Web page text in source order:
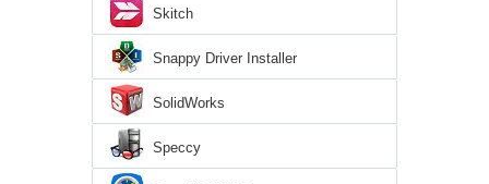
Skitch
Snappy Driver Installer
SolidWorks
Speccy